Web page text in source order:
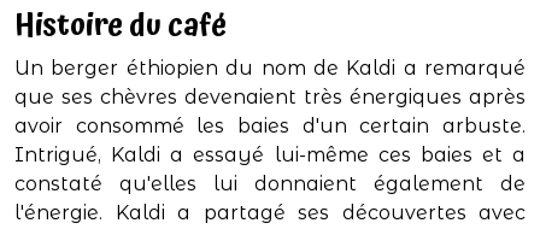
Histoire du café
Un berger éthiopien du nom de Kaldi a remarqué
que ses chèvres devenaient très énergiques après
avoir consommé les baies d'un certain arbuste.
Intrigué, Kaldi a essayé lui-même ces baies et a
constaté qu'elles lui donnaient également de
l'énergie. Kaldi a partagé ses découvertes avec